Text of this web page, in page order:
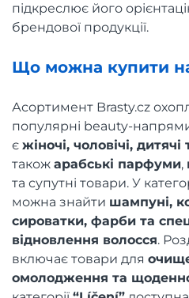
підкреслює його
брендової продукції.
Що можна купити
Асортимент Brasty.cz
популярні beauty-
є жіночі, чоловічі,
також арабські парфуми,
та супутні товари. У
можна знайти шампуні,
сироватки, фарби та
відновлення волосся.
включає товари для
омолодження та